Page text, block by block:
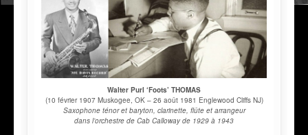
Walter Purl ‘Foots’ THOMAS
(10 février 1907 Muskogee, OK – 26 août 1981 Englewood Cliffs NJ)
Saxophone ténor et baryton, clarinette, flûte et arrangeur
dans l’orchestre de Cab Calloway de 1929 à 1943